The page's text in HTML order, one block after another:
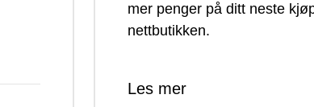
mer penger på ditt neste
nettbutikken.
Les mer